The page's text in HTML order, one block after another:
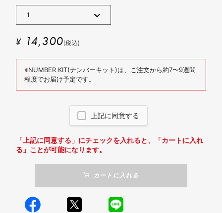
¥ 14,300(税込)
※NUMBER KIT(ナンバーキット)は、ご注文から約7〜9週間
程度でお届け予定です。
上記に同意する
「上記に同意する」にチェックを入れると、「カートに入れ
る」ことが可能になります。
カートに入れる